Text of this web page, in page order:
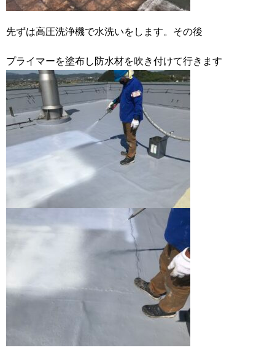
先ずは高圧洗浄機で水洗いをします。その後
プライマーを塗布し防水材を吹き付けて行きます